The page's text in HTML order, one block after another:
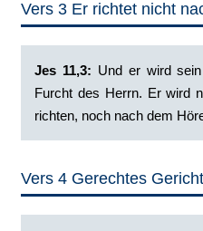
Vers 3 Er richtet nicht
Jes 11,3: Und er wird
Furcht des Herrn. Er wird
richten, noch nach dem
Vers 4 Gerechtes